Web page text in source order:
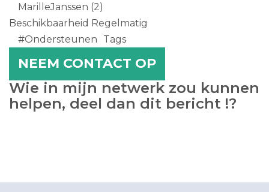
MarilleJanssen (2)
Beschikbaarheid Regelmatig
Tags
#Ondersteunen
NEEM CONTACT OP
Wie in mijn netwerk zou kunnen
helpen, deel dan dit bericht !?